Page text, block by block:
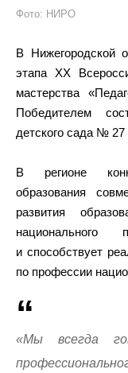
Фото: НИРО
В Нижегородской
этапа XX
мастерства
Победителем
детского сада №
В регионе
образования
развития
и способствует
по профессии
«Мы всегда